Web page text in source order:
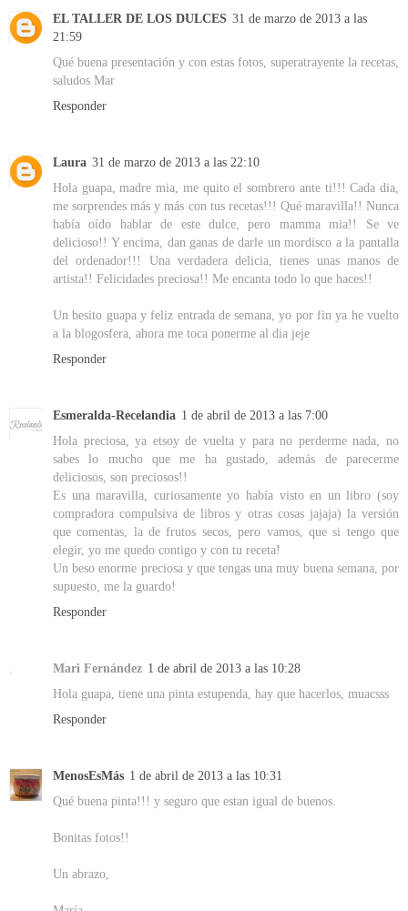
EL TALLER DE LOS DULCES 31 de marzo de 2013 a las
21:59
Qué buena presentación y con estas fotos, superatrayente la recetas,
saludos Mar
Responder
Laura 31 de marzo de 2013 a las 22:10
Hola guapa, madre mia, me quito el sombrero ante ti!!! Cada dia,
me sorprendes más y más con tus recetas!!! Qué maravilla!! Nunca
había oído hablar de este dulce, pero mamma mia!! Se ve
delicioso!! Y encima, dan ganas de darle un mordisco a la pantalla
del ordenador!!! Una verdadera delicia, tienes unas manos de
artista!! Felicidades preciosa!! Me encanta todo lo que haces!!
Un besito guapa y feliz entrada de semana, yo por fin ya he vuelto
a la blogosfera, ahora me toca ponerme al dia jeje
Responder
Esmeralda-Recelandia 1 de abril de 2013 a las 7:00
Hola preciosa, ya etsoy de vuelta y para no perderme nada, no
sabes lo mucho que me ha gustado, además de parecerme
deliciosos, son preciosos!!
Es una maravilla, curiosamente yo había visto en un libro (soy
compradora compulsiva de libros y otras cosas jajaja) la versión
que comentas, la de frutos secos, pero vamos, que si tengo que
elegir, yo me quedo contigo y con tu receta!
Un beso enorme preciosa y que tengas una muy buena semana, por
supuesto, me la guardo!
Responder
Mari Fernández 1 de abril de 2013 a las 10:28
Hola guapa, tiene una pinta estupenda, hay que hacerlos, muacsss
Responder
MenosEsMás 1 de abril de 2013 a las 10:31
Qué buena pinta!!! y seguro que estan igual de buenos.
Bonitas fotos!!
Un abrazo,